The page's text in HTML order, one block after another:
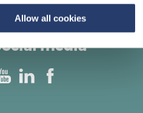
Allow all cookies
media